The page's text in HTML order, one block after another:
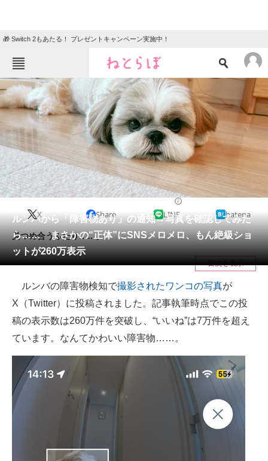
🎁 Switch 2もあたる！ プレゼントキャンペーン実施中！
ねとらぼメニュー
TOP ニュース
エンタメ クイズ
グルメ 地域
住まい 教育・育児
動物 リサーチ
会員記事
メディア
注目記事を集めた総合ページ
スマホと通信の最新トレンド
進化するPCとデバイスの未来
好きが集まる 比べて選べる
ビジネスと働き方のヒント
企業ITのトレンドを詳説
ルンバから「障害物あり」の通知→写真を確認してみた
ら…… まさかの“正体”にSNSメロメロ、もん絶級ショ
ットが260万表示
X Share LINE hatena
見つめ合うふたり……。
目次を表示
ルンバの障害物検知で撮影されたワンコの写真が
X（Twitter）に投稿されました。記事執筆時点でこの投
稿の表示数は260万件を突破し、“いいね”は7万件を超え
ています。なんてかわいい障害物……。